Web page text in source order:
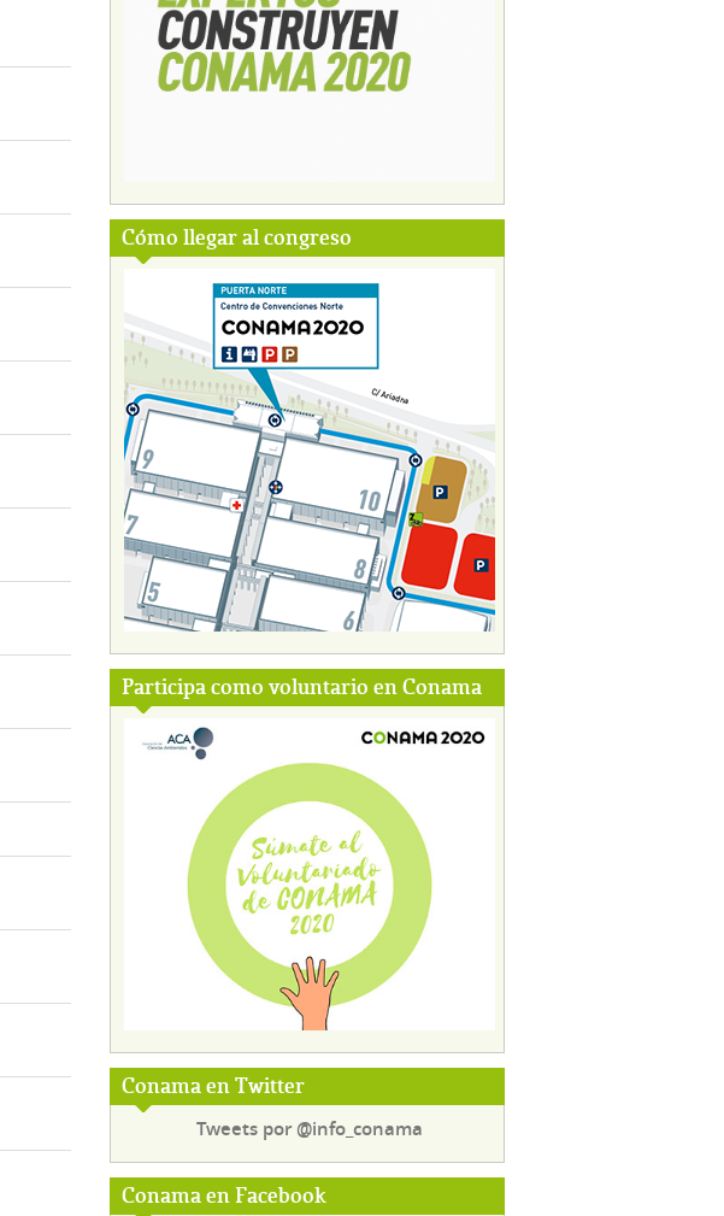
Cómo llegar al congreso
Participa como voluntario en Conama
Conama en Twitter
Tweets por @info_conama
Conama en Facebook